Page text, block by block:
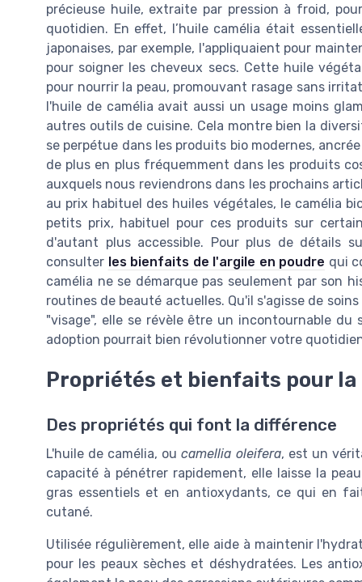
précieuse huile, extraite par pression à froid,
quotidien. En effet, l’huile camélia était
japonaises, par exemple, l'appliquaient pour
pour soigner les cheveux secs. Cette huile
pour nourrir la peau, promouvant rasage sans
l'huile de camélia avait aussi un usage moins
autres outils de cuisine. Cela montre bien la
se perpétue dans les produits bio modernes,
de plus en plus fréquemment dans les produits
auxquels nous reviendrons dans les prochains
au prix habituel des huiles végétales, le camélia
petits prix, habituel pour ces produits sur
d'autant plus accessible. Pour plus de détails
consulter les bienfaits de l'argile en poudre qui
camélia ne se démarque pas seulement par son
routines de beauté actuelles. Qu'il s'agisse de
"visage", elle se révèle être un incontournable du
adoption pourrait bien révolutionner votre
Propriétés et bienfaits pour la
Des propriétés qui font la différence
L'huile de camélia, oucamellia oleifera, est un
capacité à pénétrer rapidement, elle laisse la
gras essentiels et en antioxydants, ce qui en
cutané.
Utilisée régulièrement, elle aide à maintenir
pour les peaux sèches et déshydratées. Les